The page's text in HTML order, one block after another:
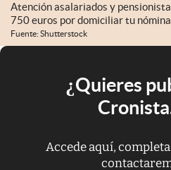
Atención asalariados y
750 euros por domiciliar tu
Fuente: Shutterstock
¿Quieres
Accede aquí,